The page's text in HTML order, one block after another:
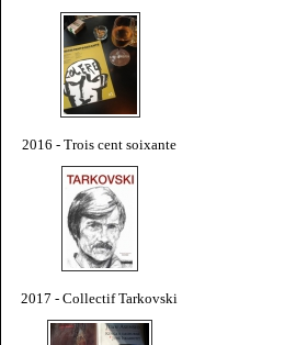
2016 - Trois cent soixante
2017 - Collectif Tarkovski